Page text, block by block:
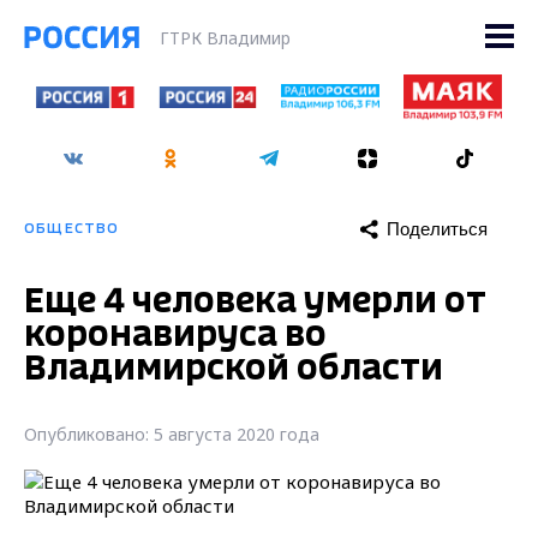
ГТРК Владимир
ОБЩЕСТВО Поделиться
Еще 4 человека умерли от
коронавируса во
Владимирской области
Опубликовано: 5 августа 2020 года